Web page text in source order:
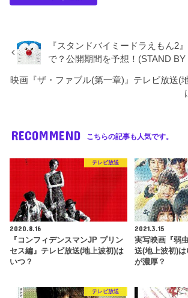
『スタンドバイミードラえもん2
で？公開期間を予想！(STAND BY
映画『ザ・ファブル(第一章)』テレビ放送(
RECOMMEND こちらの記事も人気です。
テレビ放送
2020.8.16
『コンフィデンスマンJP プリン
セス編』テレビ放送(地上波初)は
いつ？
2021.3.15
実写映画『弱
送(地上波初)
が濃厚？
テレビ放送